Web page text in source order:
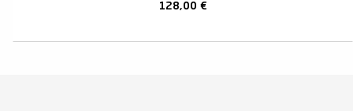
128,00 €